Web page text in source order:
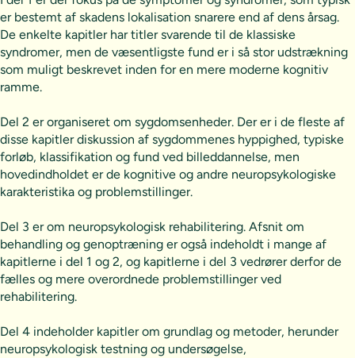
er bestemt af skadens lokalisation snarere end af dens årsag.
De enkelte kapitler har titler svarende til de klassiske
syndromer, men de væsentligste fund er i så stor udstrækning
som muligt beskrevet inden for en mere moderne kognitiv
ramme.
Del 2 er organiseret om sygdomsenheder. Der er i de fleste af
disse kapitler diskussion af sygdommenes hyppighed, typiske
forløb, klassifikation og fund ved billeddannelse, men
hovedindholdet er de kognitive og andre neuropsykologiske
karakteristika og problemstillinger.
Del 3 er om neuropsykologisk rehabilitering. Afsnit om
behandling og genoptræning er også indeholdt i mange af
kapitlerne i del 1 og 2, og kapitlerne i del 3 vedrører derfor de
fælles og mere overordnede problemstillinger ved
rehabilitering.
Del 4 indeholder kapitler om grundlag og metoder, herunder
neuropsykologisk testning og undersøgelse,